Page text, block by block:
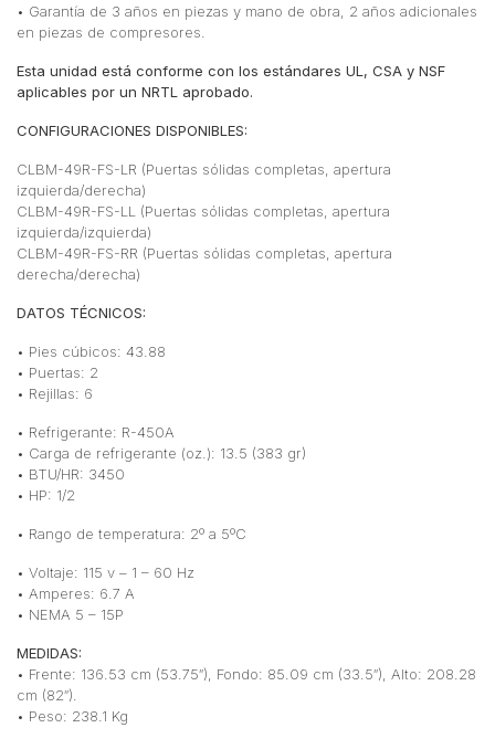
• Garantía de 3 años en piezas y mano de obra, 2 años adicionales
en piezas de compresores.
Esta unidad está conforme con los estándares UL, CSA y NSF
aplicables por un NRTL aprobado.
CONFIGURACIONES DISPONIBLES:
CLBM-49R-FS-LR (Puertas sólidas completas, apertura
izquierda/derecha)
CLBM-49R-FS-LL (Puertas sólidas completas, apertura
izquierda/izquierda)
CLBM-49R-FS-RR (Puertas sólidas completas, apertura
derecha/derecha)
DATOS TÉCNICOS:
• Pies cúbicos: 43.88
• Puertas: 2
• Rejillas: 6
• Refrigerante: R-450A
• Carga de refrigerante (oz.): 13.5 (383 gr)
• BTU/HR: 3450
• HP: 1/2
• Rango de temperatura: 2º a 5ºC
• Voltaje: 115 v – 1 – 60 Hz
• Amperes: 6.7 A
• NEMA 5 – 15P
MEDIDAS:
• Frente: 136.53 cm (53.75″), Fondo: 85.09 cm (33.5″), Alto: 208.28
cm (82″).
• Peso: 238.1 Kg